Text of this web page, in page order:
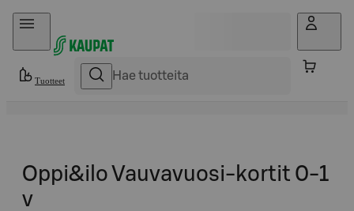
Hyppää sisältöön
Tuotteet
Oppi&ilo Vauvavuosi-kortit 0-1
v